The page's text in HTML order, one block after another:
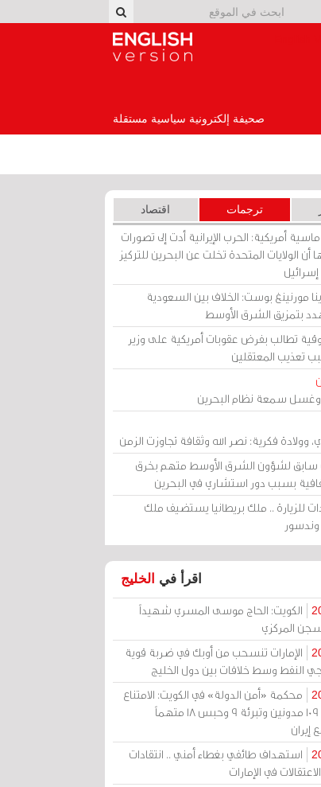
صحيفة إلكترونية سياسية مستقلة
ترجمات اقتصاد
أمريكية: الحرب الإيرانية أدت إلى تصورات
أن الولايات المتحدة تخلت عن البحرين للتركيز
مورنينغ بوست: الخلاف بين السعودية
بتمزيق الشرق الأوسط
تطالب بفرض عقوبات أمريكية على وزير
تعذيب المعتقلين
وغسل سمعة نظام البحرين
فكرية: نصر الله وثقافة تجاوزت الزمن
سابق لشؤون الشرق الأوسط متهم بخرق
بسبب دور استشاري في البحرين
للزيارة .. ملك بريطانيا يستضيف ملك
اقرأ في الخليج
الكويت: الحاج موسى المسري شهيداً
المركزي
الإمارات تنسحب من أوبك في ضربة قوية
النفط وسط خلافات بين دول الخليج
محكمة «أمن الدولة» في الكويت: الامتناع
عن معاقبة 109 مدونين وتبرئة 9 وحبس 18 متهماً
إيران
استهداف طائفي بغطاء أمني .. انتقادات
في الإمارات